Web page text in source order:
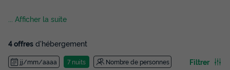
... Afficher la suite
4 offres d'hébergement
jj/mm/aaaa 7 nuits Nombre de personnes Filtrer